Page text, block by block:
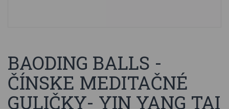
BAODING BALLS -
ČÍNSKE MEDITAČNÉ
GULIČKY- YIN YANG TAI